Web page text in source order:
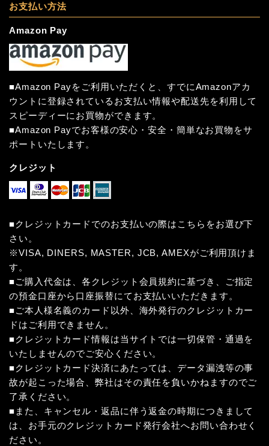
お支払い方法
Amazon Pay
■Amazon Payをご利用いただくと、すでにAmazonアカ
ウントに登録されているお支払い情報や配送先を利用して
スピーディーにお買物ができます。
■Amazon Payでお客様の安心・安全・簡単なお買物をサ
ポートいたします。
クレジット
■クレジットカードでのお支払いの際はこちらをお選び下
さい。
※VISA, DINERS, MASTER, JCB, AMEXがご利用頂けま
す。
■ご購入代金は、各クレジット会員規約に基づき、ご指定
の預金口座から口座振替にてお支払いいただきます。
■ご本人様名義のカード以外、海外発行のクレジットカー
ドはご利用できません。
■クレジットカード情報は当サイトでは一切保管・通過を
いたしませんのでご安心ください。
■クレジットカード決済にあたっては、データ漏洩等の事
故が起こった場合、弊社はその責任を負いかねますのでご
了承ください。
■また、キャンセル・返品に伴う返金の時期につきまして
は、お手元のクレジットカード発行会社へお問い合わせく
ださい。